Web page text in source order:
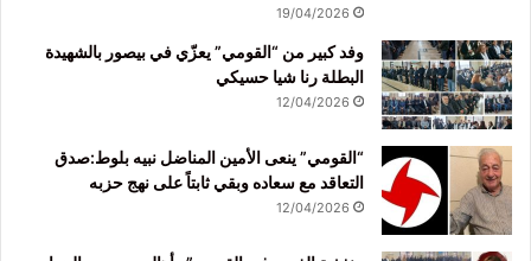
19/04/2026
وفد كبير من “القومي” يعزّي في بيصور بالشهيدة
البطلة رنا شيا حسيكي
12/04/2026
“القومي” ينعى الأمين المناضل نبيه بلوط:صدق
التعاقد مع سعاده وبقي ثابتاً على نهج حزبه
12/04/2026